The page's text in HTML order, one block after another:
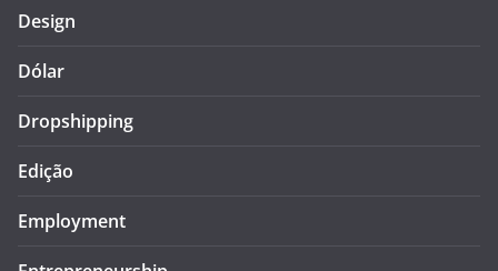
Design
Dólar
Dropshipping
Edição
Employment